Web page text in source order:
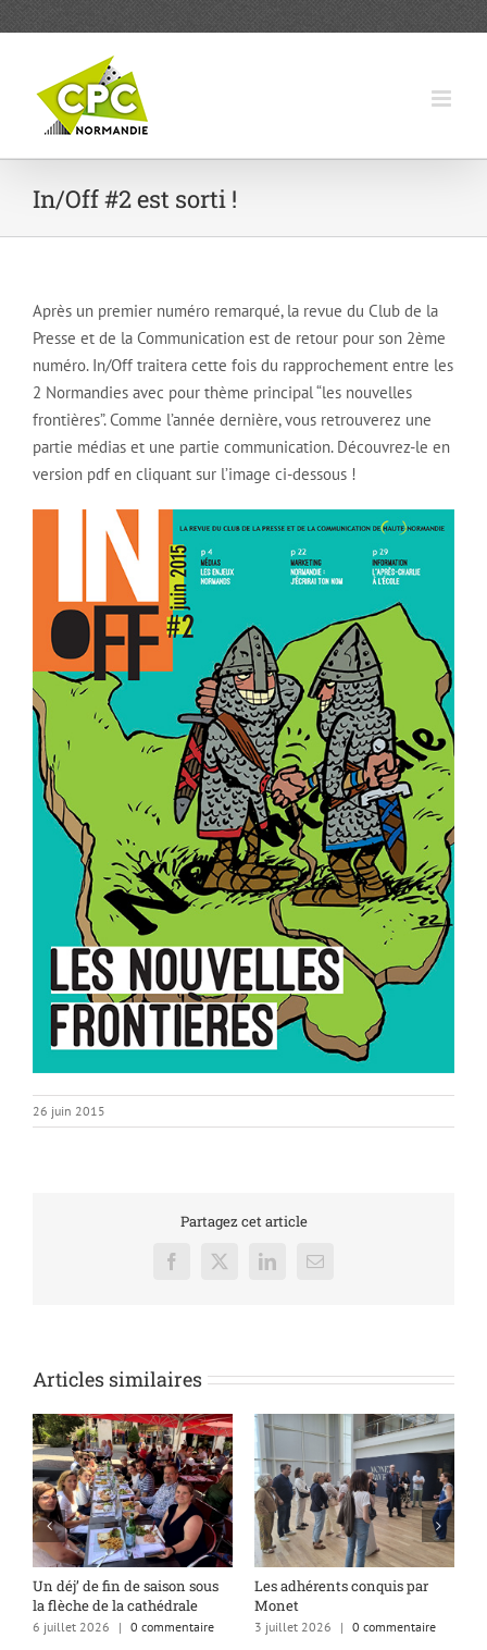
In/Off #2 est sorti !
Après un premier numéro remarqué, la revue du Club de la
Presse et de la Communication est de retour pour son 2ème
numéro. In/Off traitera cette fois du rapprochement entre les
2 Normandies avec pour thème principal “les nouvelles
frontières”. Comme l’année dernière, vous retrouverez une
partie médias et une partie communication. Découvrez-le en
version pdf en cliquant sur l’image ci-dessous !
26 juin 2015
Partagez cet article
Facebook
X LinkedInEmail
Articles similaires
Un déj’ de fin de saison sous
la flèche de la cathédrale
6 juillet 2026 | 0 commentaire
Les adhérents conquis par
Monet
3 juillet 2026 | 0 commentaire